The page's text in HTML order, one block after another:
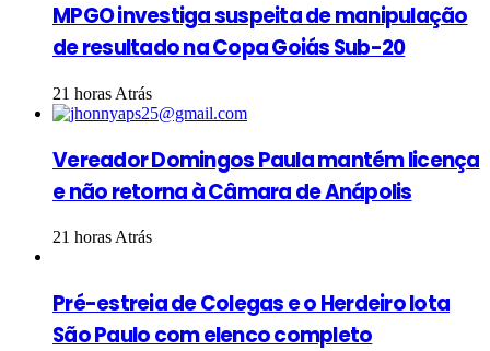
MPGO investiga suspeita de manipulação
de resultado na Copa Goiás Sub-20
21 horas Atrás
Vereador Domingos Paula mantém licença
e não retorna à Câmara de Anápolis
21 horas Atrás
Pré-estreia de Colegas e o Herdeiro lota
São Paulo com elenco completo